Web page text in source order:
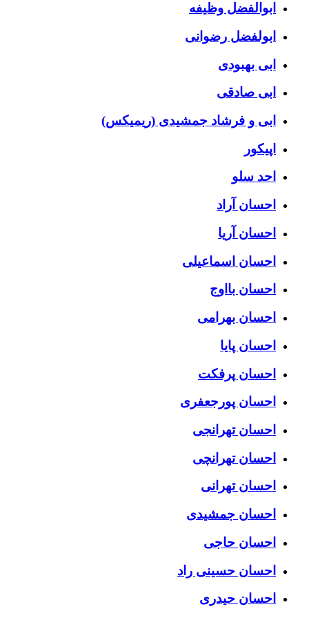
ابوالفضل وظیفه
ابولفضل رضوانی
ابی بهبودی
ابی صادقی
ابی و فرشاد جمشیدی (ریمیکس)
اپیکور
احد سلو
احسان آراد
احسان آریا
احسان اسماعیلی
احسان بااوج
احسان بهرامی
احسان پایا
احسان پرفکت
احسان پورجعفری
احسان تهرانجی
احسان تهرانچی
احسان تهرانی
احسان جمشیدی
احسان حاجی
احسان حسینی راد
احسان حیدری